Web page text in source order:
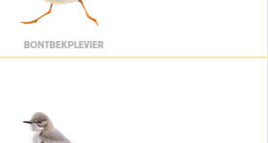
BONTBEKPLEVIER